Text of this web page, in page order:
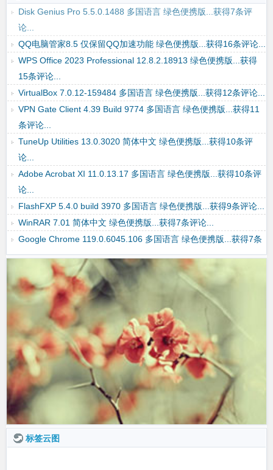
Disk Genius Pro 5.5.0.1488 多国语言 绿色便携版...获得7条评
论...
QQ电脑管家8.5 仅保留QQ加速功能 绿色便携版...获得16条评论...
WPS Office 2023 Professional 12.8.2.18913 绿色便携版...获得
15条评论...
VirtualBox 7.0.12-159484 多国语言 绿色便携版...获得12条评论...
VPN Gate Client 4.39 Build 9774 多国语言 绿色便携版...获得11
条评论...
TuneUp Utilities 13.0.3020 简体中文 绿色便携版...获得10条评
论...
Adobe Acrobat XI 11.0.13.17 多国语言 绿色便携版...获得10条评
论...
FlashFXP 5.4.0 build 3970 多国语言 绿色便携版...获得9条评论...
WinRAR 7.01 简体中文 绿色便携版...获得7条评论...
Google Chrome 119.0.6045.106 多国语言 绿色便携版...获得7条
评论...
标签云图